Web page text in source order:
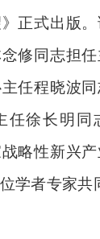
正式出版
修同志担
任程晓波同
任徐长明同
略性新兴
学者专家共